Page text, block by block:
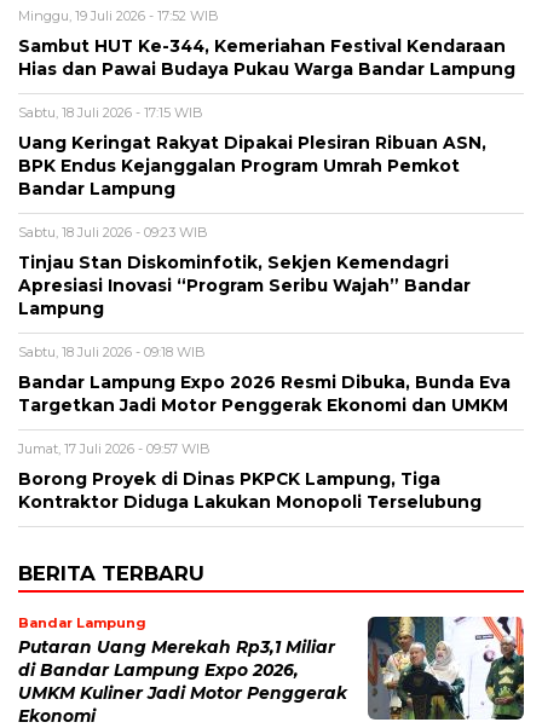
Minggu, 19 Juli 2026 - 17:52 WIB
Sambut HUT Ke-344, Kemeriahan Festival Kendaraan
Hias dan Pawai Budaya Pukau Warga Bandar Lampung
Sabtu, 18 Juli 2026 - 17:15 WIB
Uang Keringat Rakyat Dipakai Plesiran Ribuan ASN,
BPK Endus Kejanggalan Program Umrah Pemkot
Bandar Lampung
Sabtu, 18 Juli 2026 - 09:23 WIB
Tinjau Stan Diskominfotik, Sekjen Kemendagri
Apresiasi Inovasi “Program Seribu Wajah” Bandar
Lampung
Sabtu, 18 Juli 2026 - 09:18 WIB
Bandar Lampung Expo 2026 Resmi Dibuka, Bunda Eva
Targetkan Jadi Motor Penggerak Ekonomi dan UMKM
Jumat, 17 Juli 2026 - 09:57 WIB
Borong Proyek di Dinas PKPCK Lampung, Tiga
Kontraktor Diduga Lakukan Monopoli Terselubung
BERITA TERBARU
Bandar Lampung
Putaran Uang Merekah Rp3,1 Miliar
di Bandar Lampung Expo 2026,
UMKM Kuliner Jadi Motor Penggerak
Ekonomi